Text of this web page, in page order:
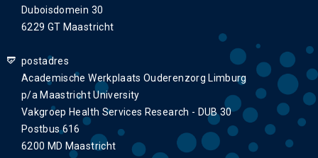
Duboisdomein 30
6229 GT Maastricht
postadres
Academische Werkplaats Ouderenzorg Limburg
p/a Maastricht University
Vakgroep Health Services Research - DUB 30
Postbus 616
6200 MD Maastricht